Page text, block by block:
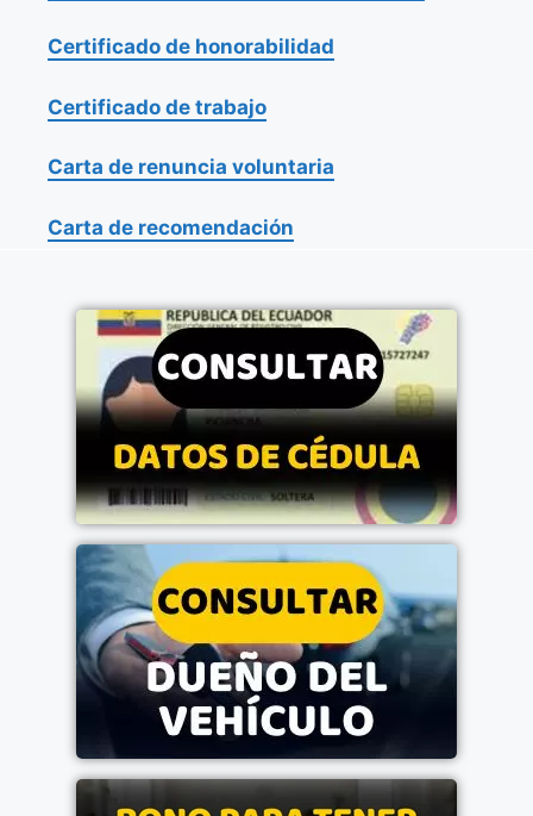
Certificado de honorabilidad
Certificado de trabajo
Carta de renuncia voluntaria
Carta de recomendación